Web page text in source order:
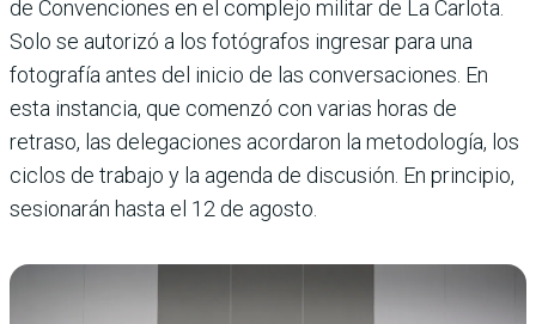
de Convenciones en el complejo militar de La Carlota.
Solo se autorizó a los fotógrafos ingresar para una
fotografía antes del inicio de las conversaciones. En
esta instancia, que comenzó con varias horas de
retraso, las delegaciones acordaron la metodología, los
ciclos de trabajo y la agenda de discusión. En principio,
sesionarán hasta el 12 de agosto.